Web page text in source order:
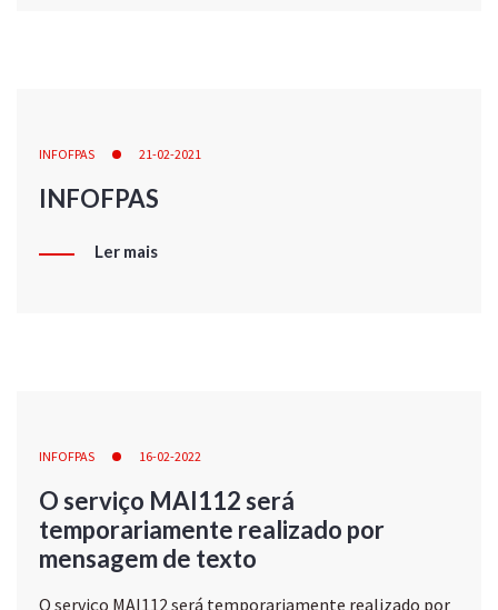
INFOFPAS 21-02-2021
INFOFPAS
Ler mais
INFOFPAS 16-02-2022
O serviço MAI112 será
temporariamente realizado por
mensagem de texto
O serviço MAI112 será temporariamente realizado por